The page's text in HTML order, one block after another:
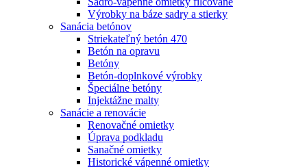
Výrobky na báze sadry a stierky
Sanácia betónov
Striekateľný betón 470
Betón na opravu
Betóny
Betón-doplnkové výrobky
Špeciálne betóny
Injektážne malty
Sanácie a renovácie
Renovačné omietky
Úprava podkladu
Sanačné omietky
Historické vápenné omietky